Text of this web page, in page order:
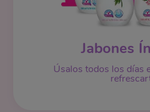
Jabones
Úsalos todos los días